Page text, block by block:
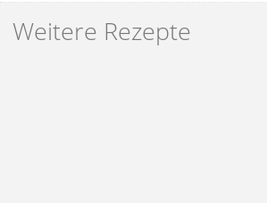
Weitere Rezepte